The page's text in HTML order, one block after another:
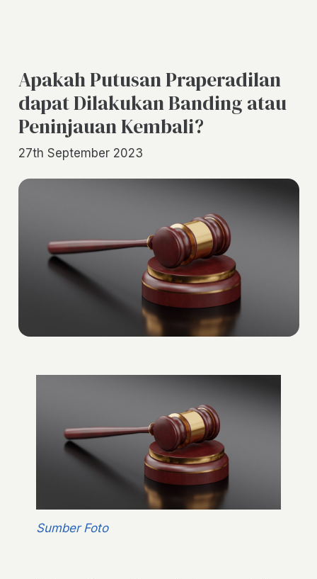
Apakah Putusan Praperadilan
dapat Dilakukan Banding atau
Peninjauan Kembali?
27th September 2023
Sumber Foto